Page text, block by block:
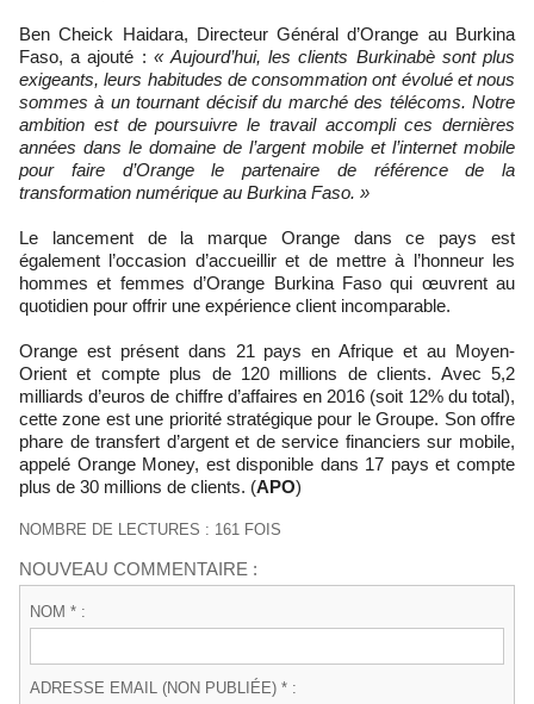
Ben Cheick Haidara, Directeur Général d’Orange au Burkina
Faso, a ajouté : « Aujourd’hui, les clients Burkinabè sont plus
exigeants, leurs habitudes de consommation ont évolué et nous
sommes à un tournant décisif du marché des télécoms. Notre
ambition est de poursuivre le travail accompli ces dernières
années dans le domaine de l’argent mobile et l’internet mobile
pour faire d’Orange le partenaire de référence de la
transformation numérique au Burkina Faso. »
Le lancement de la marque Orange dans ce pays est
également l’occasion d’accueillir et de mettre à l’honneur les
hommes et femmes d’Orange Burkina Faso qui œuvrent au
quotidien pour offrir une expérience client incomparable.
Orange est présent dans 21 pays en Afrique et au Moyen-
Orient et compte plus de 120 millions de clients. Avec 5,2
milliards d’euros de chiffre d’affaires en 2016 (soit 12% du total),
cette zone est une priorité stratégique pour le Groupe. Son offre
phare de transfert d’argent et de service financiers sur mobile,
appelé Orange Money, est disponible dans 17 pays et compte
plus de 30 millions de clients. (APO)
NOMBRE DE LECTURES : 161 FOIS
NOUVEAU COMMENTAIRE :
NOM * :
ADRESSE EMAIL (NON PUBLIÉE) * :